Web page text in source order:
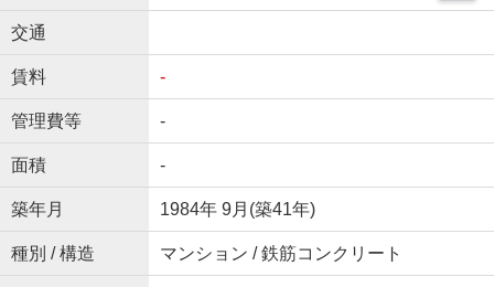
交通
賃料 -
管理費等 -
面積 -
築年月 1984年 9月(築41年)
種別 / 構造 マンション / 鉄筋コンクリート